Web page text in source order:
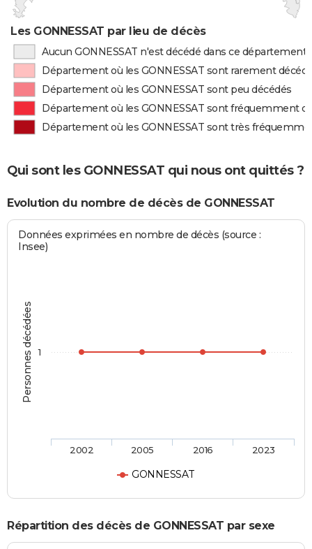
Les GONNESSAT par lieu de décès
Aucun GONNESSAT n'est décédé dans ce département
Département où les GONNESSAT sont rarement
Département où les GONNESSAT sont peu décédés
Département où les GONNESSAT sont fréquemment
Département où les GONNESSAT sont très
Qui sont les GONNESSAT qui nous ont quittés ?
Evolution du nombre de décès de GONNESSAT
Personnes décédées
Données exprimées en nombre de décès (source :
Insee)
GONNESSAT
2002 2005 2016 2023
1
Répartition des décès de GONNESSAT par sexe